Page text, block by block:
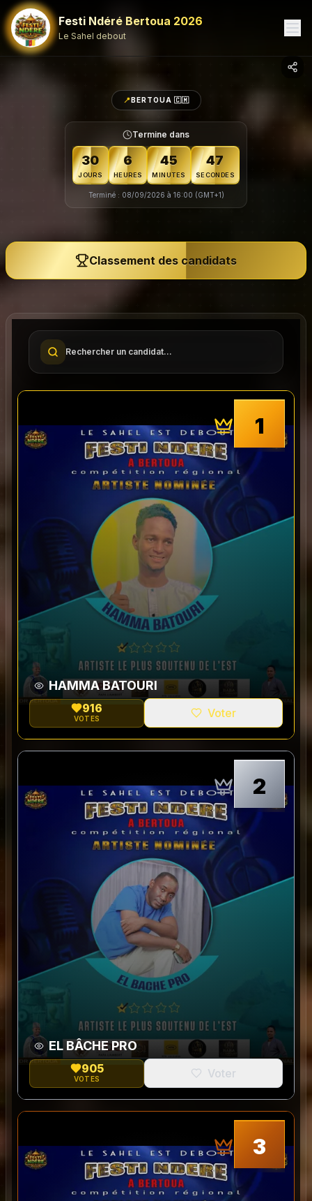
Festi Ndéré Bertoua 2026
Le Sahel debout
📍BERTOUA 🇨🇲
Termine dans
30
JOURS
6
HEURES
45
MINUTES
42
SECONDES
Terminé : 08/09/2026 à 16:00 (GMT+1)
Classement des candidats
Rechercher un candidat…
1
0
HAMMA BATOURI
916
VOTES Voter
2
0
EL BÂCHE PRO
905
VOTES Voter
3